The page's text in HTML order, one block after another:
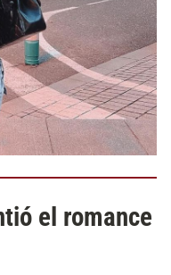
el romance